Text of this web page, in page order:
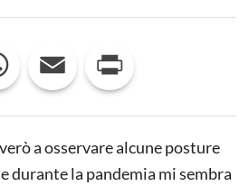
WhatsApp Email
a osservare alcune posture
durante la pandemia mi sembra